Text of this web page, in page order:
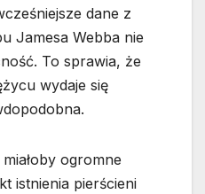
dane z
Jamesa Webba nie
To sprawia, że
wydaje się
ogromne
istnienia pierścieni